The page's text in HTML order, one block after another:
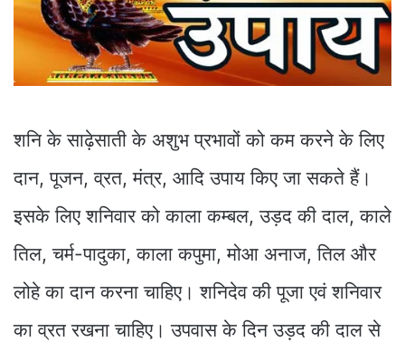
शनि के साढ़ेसाती के अशुभ प्रभावों को कम करने के लिए
दान, पूजन, व्रत, मंत्र, आदि उपाय किए जा सकते हैं।
इसके लिए शनिवार को काला कम्बल, उड़द की दाल, काले
तिल, चर्म-पादुका, काला कपुमा, मोआ अनाज, तिल और
लोहे का दान करना चाहिए। शनिदेव की पूजा एवं शनिवार
का व्रत रखना चाहिए। उपवास के दिन उड़द की दाल से